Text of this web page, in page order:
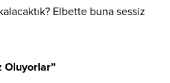
Elbette buna sessiz
Oluyorlar”